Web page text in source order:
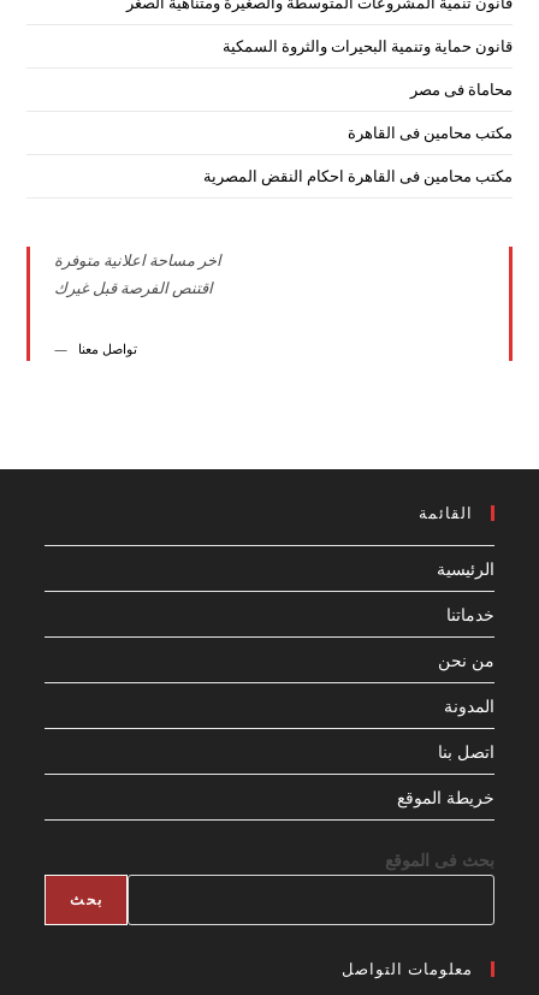
قانون حماية وتنمية البحيرات والثروة السمكية
محاماة فى مصر
مكتب محامين فى القاهرة
مكتب محامين فى القاهرة احكام النقض المصرية
اخر مساحة اعلانية متوفرة
اقتنص الفرصة قبل غيرك
تواصل معنا
القائمة
الرئيسية
خدماتنا
من نحن
المدونة
اتصل بنا
خريطة الموقع
بحث فى الموقع
بحث
معلومات التواصل